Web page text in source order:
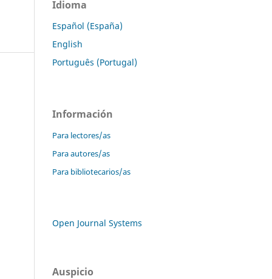
Idioma
Español (España)
English
Português (Portugal)
Información
Para lectores/as
Para autores/as
Para bibliotecarios/as
Open Journal Systems
Auspicio